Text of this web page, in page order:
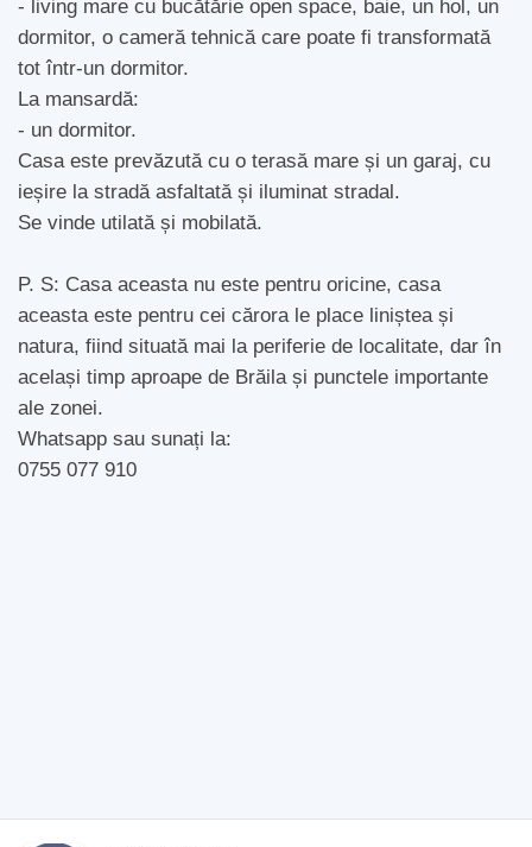
- living mare cu bucătărie open space, baie, un hol, un
dormitor, o cameră tehnică care poate fi transformată
tot într-un dormitor.
La mansardă:
- un dormitor.
Casa este prevăzută cu o terasă mare și un garaj, cu
ieșire la stradă asfaltată și iluminat stradal.
Se vinde utilată și mobilată.
P. S: Casa aceasta nu este pentru oricine, casa
aceasta este pentru cei cărora le place liniștea și
natura, fiind situată mai la periferie de localitate, dar în
același timp aproape de Brăila și punctele importante
ale zonei.
Whatsapp sau sunați la:
0755 077 910